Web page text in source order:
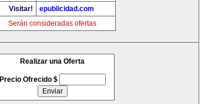
Visitar!
epublicidad.com
Serán consideradas ofertas
Realizar una Oferta
Precio Ofrecido $